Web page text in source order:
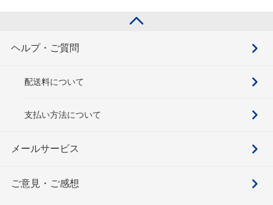
ヘルプ・ご質問
配送料について
支払い方法について
メールサービス
ご意見・ご感想